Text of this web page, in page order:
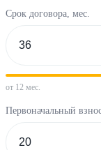
Срок договора, мес.
от 12 мес.
Первоначальный